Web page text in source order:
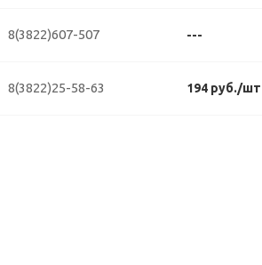
8(3822)607-507 ---
8(3822)25-58-63 194 руб./шт